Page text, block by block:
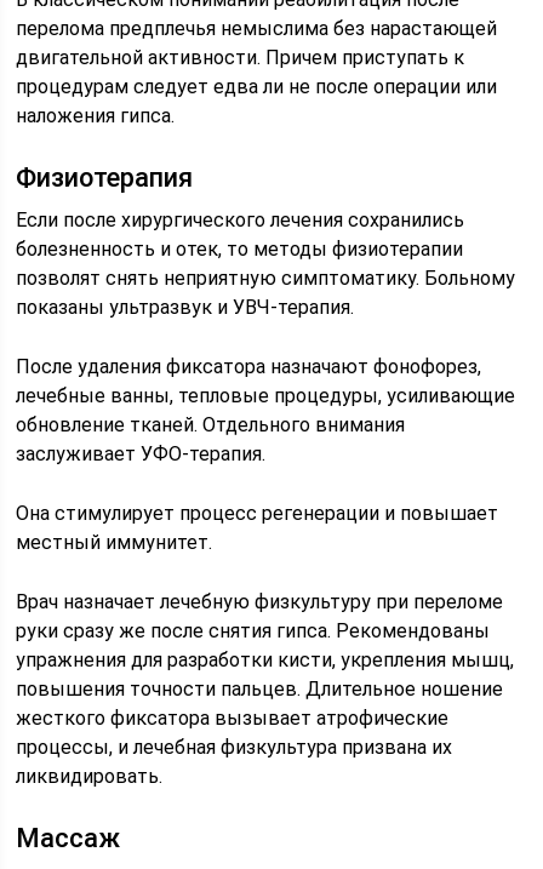
перелома предплечья немыслима без нарастающей
двигательной активности. Причем приступать к
процедурам следует едва ли не после операции или
наложения гипса.
Физиотерапия
Если после хирургического лечения сохранились
болезненность и отек, то методы физиотерапии
позволят снять неприятную симптоматику. Больному
показаны ультразвук и УВЧ-терапия.
После удаления фиксатора назначают фонофорез,
лечебные ванны, тепловые процедуры, усиливающие
обновление тканей. Отдельного внимания
заслуживает УФО-терапия.
Она стимулирует процесс регенерации и повышает
местный иммунитет.
Врач назначает лечебную физкультуру при переломе
руки сразу же после снятия гипса. Рекомендованы
упражнения для разработки кисти, укрепления мышц,
повышения точности пальцев. Длительное ношение
жесткого фиксатора вызывает атрофические
процессы, и лечебная физкультура призвана их
ликвидировать.
Массаж